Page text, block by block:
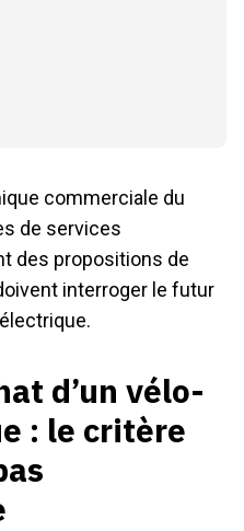
commerciale du
de services
des propositions de
interroger le futur
d’un vélo-
: le critère